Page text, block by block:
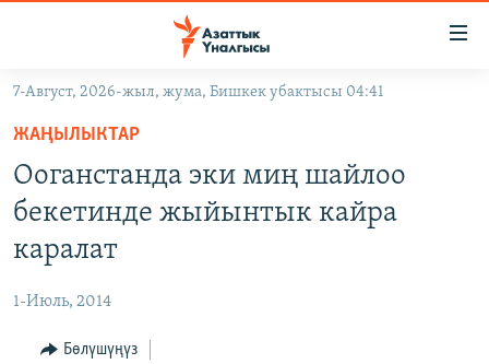
Навигацияга
өтүңүз
Издөөгө
салыңыз
МАДАНИЯТ
ДҮЙНӨ
ТВ ПРОГРАММАЛАР
БҮГҮН АЗАТТЫКТА
ПОДКАСТ
7-Август, 2026-жыл, жума, Бишкек убактысы 04:41
ЖАҢЫЛЫКТАР
Ооганстанда эки миң шайлоо
бекетинде жыйынтык кайра
каралат
1-Июль, 2014
Бөлүшүңүз